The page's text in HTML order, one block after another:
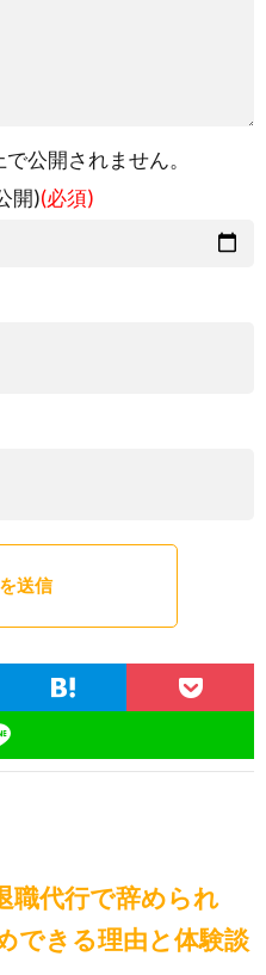
公開されません。
開)(必須)
職代行で辞められ
できる理由と体験談